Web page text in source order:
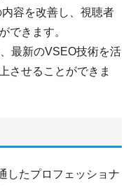
容を改善し、視聴者
できます。
最新のVSEO技術を活
させることができま
したプロフェッショナ